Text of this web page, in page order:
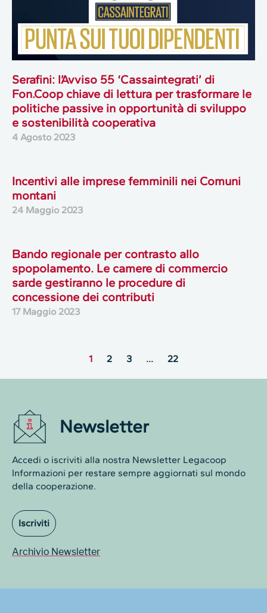
Serafini: l’Avviso 55 ‘Cassaintegrati’ di
Fon.Coop chiave di lettura per trasformare le
politiche passive in opportunità di sviluppo
e sostenibilità cooperativa
4 Agosto 2023
Incentivi alle imprese femminili nei Comuni
montani
24 Maggio 2023
Bando regionale per contrasto allo
spopolamento. Le camere di commercio
sarde gestiranno le procedure di
concessione dei contributi
17 Maggio 2023
1 2 3 … 22
Newsletter
Accedi o iscriviti alla nostra Newsletter Legacoop
Informazioni per restare sempre aggiornati sul mondo
della cooperazione.
Iscriviti
Archivio Newsletter